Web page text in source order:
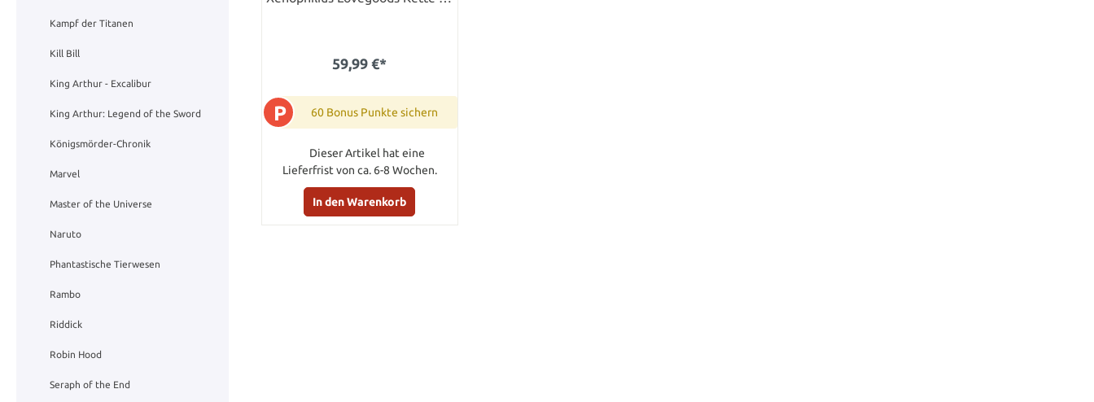
Kampf der Titanen
Kill Bill
King Arthur - Excalibur
King Arthur: Legend of the Sword
Königsmörder-Chronik
Marvel
Master of the Universe
Naruto
Phantastische Tierwesen
Rambo
Riddick
Robin Hood
Seraph of the End
59,99 €*
P 60 Bonus Punkte sichern
Dieser Artikel hat eine
Lieferfrist von ca. 6-8 Wochen.
In den Warenkorb